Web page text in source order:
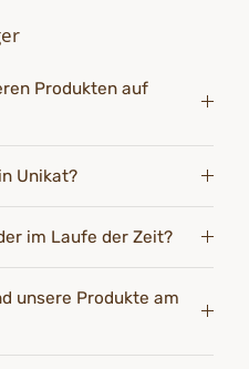
Produkten auf
Unikat?
im Laufe der Zeit?
unsere Produkte am